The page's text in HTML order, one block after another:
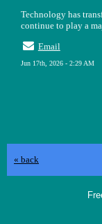
Technology has
continue to play a
Email
Jun 17th, 2026 - 2:29 AM
« back